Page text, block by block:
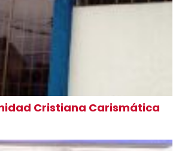
Cristiana Carismática